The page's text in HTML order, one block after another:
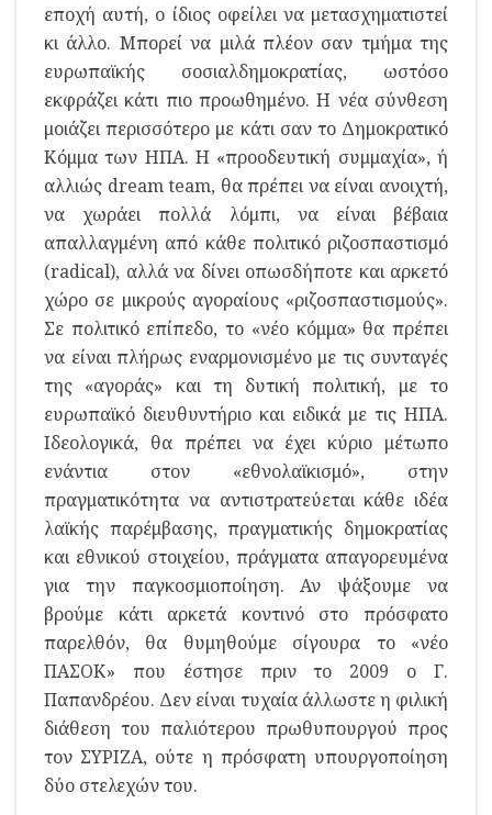
εποχή αυτή, ο ίδιος οφείλει να μετασχηματιστεί
κι άλλο. Μπορεί να μιλά πλέον σαν τμήμα της
ευρωπαϊκής σοσιαλδημοκρατίας, ωστόσο
εκφράζει κάτι πιο προωθημένο. Η νέα σύνθεση
μοιάζει περισσότερο με κάτι σαν το Δημοκρατικό
Κόμμα των ΗΠΑ. Η «προοδευτική συμμαχία», ή
αλλιώς dream team, θα πρέπει να είναι ανοιχτή,
να χωράει πολλά λόμπι, να είναι βέβαια
απαλλαγμένη από κάθε πολιτικό ριζοσπαστισμό
(radical), αλλά να δίνει οπωσδήποτε και αρκετό
χώρο σε μικρούς αγοραίους «ριζοσπαστισμούς».
Σε πολιτικό επίπεδο, το «νέο κόμμα» θα πρέπει
να είναι πλήρως εναρμονισμένο με τις συνταγές
της «αγοράς» και τη δυτική πολιτική, με το
ευρωπαϊκό διευθυντήριο και ειδικά με τις ΗΠΑ.
Ιδεολογικά, θα πρέπει να έχει κύριο μέτωπο
ενάντια στον «εθνολαϊκισμό», στην
πραγματικότητα να αντιστρατεύεται κάθε ιδέα
λαϊκής παρέμβασης, πραγματικής δημοκρατίας
και εθνικού στοιχείου, πράγματα απαγορευμένα
για την παγκοσμιοποίηση. Αν ψάξουμε να
βρούμε κάτι αρκετά κοντινό στο πρόσφατο
παρελθόν, θα θυμηθούμε σίγουρα το «νέο
ΠΑΣΟΚ» που έστησε πριν το 2009 ο Γ.
Παπανδρέου. Δεν είναι τυχαία άλλωστε η φιλική
διάθεση του παλιότερου πρωθυπουργού προς
τον ΣΥΡΙΖΑ, ούτε η πρόσφατη υπουργοποίηση
δύο στελεχών του.